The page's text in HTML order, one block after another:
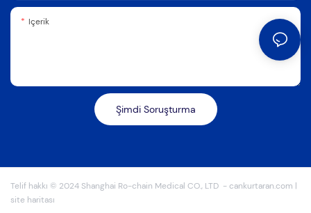
Içerik
Şimdi Soruşturma
Telif hakkı © 2024 Shanghai Ro-chain Medical CO., LTD -cankurtaran.com |
site haritası